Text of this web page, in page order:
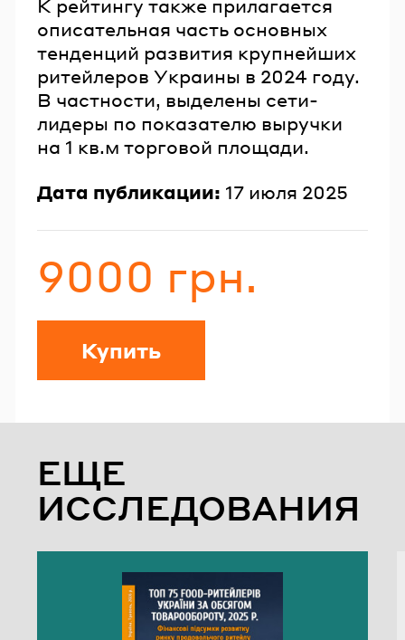
К рейтингу также прилагается
описательная часть основных
тенденций развития крупнейших
ритейлеров Украины в 2024 году.
В частности, выделены сети-
лидеры по показателю выручки
на 1 кв.м торговой площади.
Дата публикации: 17 июля 2025
Стоимость
9000 грн.
Купить
ЕЩЕ
ИССЛЕДОВАНИЯ